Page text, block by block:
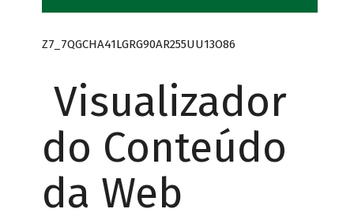
Z7_7QGCHA41LGRG90AR255UU13O86
Visualizador
do Conteúdo
da Web